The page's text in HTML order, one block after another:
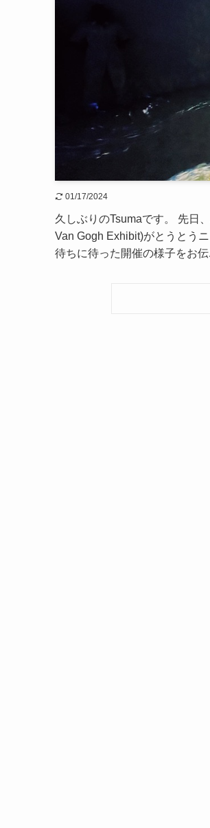
01/17/2024
久しぶりのTsumaです。 先日
Van Gogh Exhibit)がとうとう
待ちに待った開催の様子をお伝